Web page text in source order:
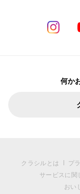
何か
クラシルとは プ
サービスに関
おい